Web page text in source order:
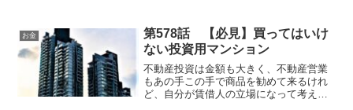
ならない。これは恋愛でも同じ。感情に
支配されないことが大切
お金
第578話 【必見】買ってはいけ
ない投資用マンション
不動産投資は金額も大きく、不動産営業
もあの手この手で商品を勧めて来るけれ
ど、自分が賃借人の立場になって考えれ